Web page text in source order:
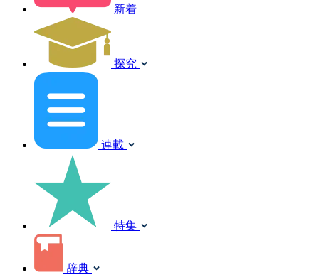
新着
探究
連載
特集
辞典